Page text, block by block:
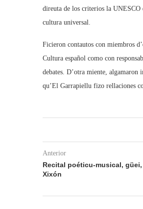
direuta de los criterios la UNESCO
cultura universal.
Ficieron contautos con miembros
Cultura español como con
debates. D’otra miente, algamaron
qu’El Garrapiellu fizo rellaciones
Anterior
Recital poéticu-musical,
Xixón